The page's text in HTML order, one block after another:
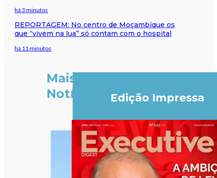
há 3 minutos
REPORTAGEM: No centro de Moçambique os
que “vivem na lua” só contam com o hospital
há 11 minutos
Mais
Notícias
Edição Impressa